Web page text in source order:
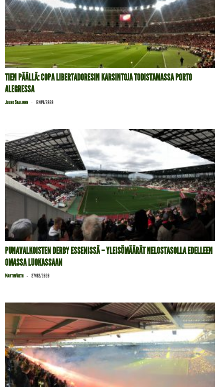
TIEN PÄÄLLÄ: COPA LIBERTADORESIN KARSINTOJA TODISTAMASSA PORTO
ALEGRESSA
Juuso Sallinen - 12/04/2020
PUNAVALKOISTEN DERBY ESSENISSÄ – YLEISÖMÄÄRÄT NELOSTASOLLA EDELLEEN
OMASSA LUOKASSAAN
Martin Vieth - 27/02/2020